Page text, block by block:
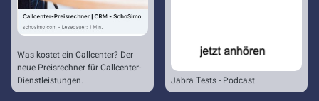
Was kostet ein Callcenter? Der
neue Preisrechner für Callcenter-
Dienstleistungen.
Jabra Tests - Podcast